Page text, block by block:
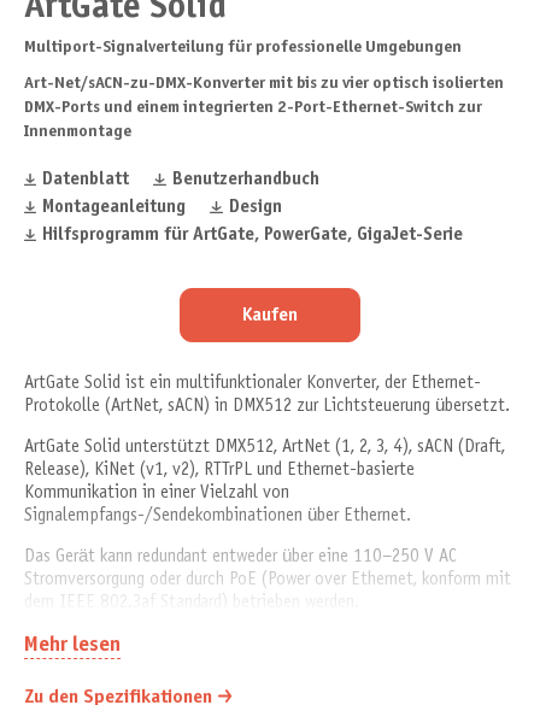
ArtGate Solid
Multiport-Signalverteilung für professionelle Umgebungen
Art-Net/sACN-zu-DMX-Konverter mit bis zu vier optisch isolierten
DMX-Ports und einem integrierten 2-Port-Ethernet-Switch zur
Innenmontage
Datenblatt
Benutzerhandbuch
Montageanleitung
Design
Hilfsprogramm für ArtGate, PowerGate, GigaJet-Serie
Kaufen
ArtGate Solid ist ein multifunktionaler Konverter, der Ethernet-
Protokolle (ArtNet, sACN) in DMX512 zur Lichtsteuerung übersetzt.
ArtGate Solid unterstützt DMX512, ArtNet (1, 2, 3, 4), sACN (Draft,
Release), KiNet (v1, v2), RTTrPL und Ethernet-basierte
Kommunikation in einer Vielzahl von
Signalempfangs-/Sendekombinationen über Ethernet.
Das Gerät kann redundant entweder über eine 110–250 V AC
Stromversorgung oder durch PoE (Power over Ethernet, konform mit
Zusätzliches Ethernet-Equipment kann über den integrierten 2-Port
Mehr lesen
Zu den Spezifikationen